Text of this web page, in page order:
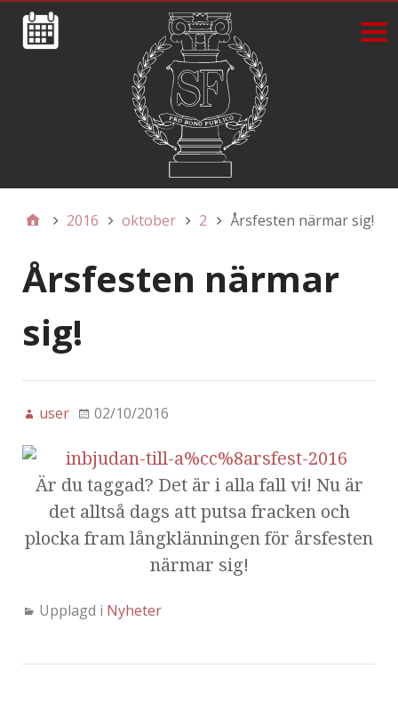
2016 oktober 2 Årsfesten närmar sig!
Årsfesten närmar
sig!
user 02/10/2016
Är du taggad? Det är i alla fall vi! Nu är
det alltså dags att putsa fracken och
plocka fram långklänningen för årsfesten
närmar sig!
Upplagd i Nyheter